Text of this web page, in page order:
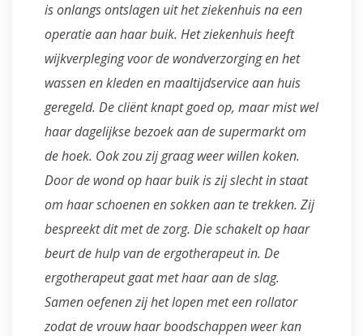
is onlangs ontslagen uit het ziekenhuis na een
operatie aan haar buik. Het ziekenhuis heeft
wijkverpleging voor de wondverzorging en het
wassen en kleden en maaltijdservice aan huis
geregeld. De cliënt knapt goed op, maar mist wel
haar dagelijkse bezoek aan de supermarkt om
de hoek. Ook zou zij graag weer willen koken.
Door de wond op haar buik is zij slecht in staat
om haar schoenen en sokken aan te trekken. Zij
bespreekt dit met de zorg. Die schakelt op haar
beurt de hulp van de ergotherapeut in. De
ergotherapeut gaat met haar aan de slag.
Samen oefenen zij het lopen met een rollator
zodat de vrouw haar boodschappen weer kan